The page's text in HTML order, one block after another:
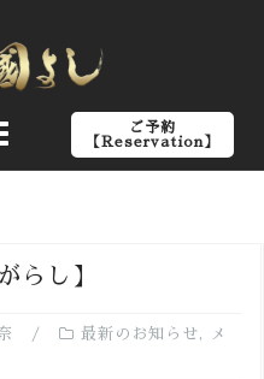
ご予約
【Reservation】
らし】
最新のお知らせ ,
メ